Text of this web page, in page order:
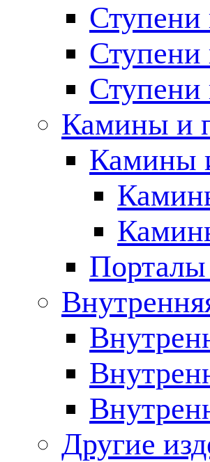
Ступени
Ступени
Ступени
Камины и
Камины
Порталы
Другие